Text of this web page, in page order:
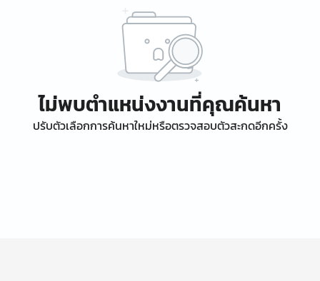
ไม่พบตำแหน่งงานที่คุณค้นหา
ปรับตัวเลือกการค้นหาใหม่หรือตรวจสอบตัวสะกดอีกครั้ง